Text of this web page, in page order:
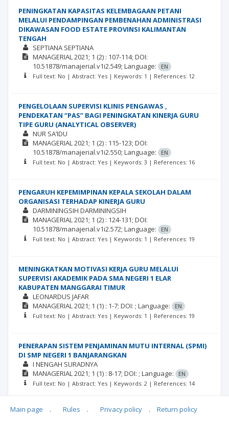
PENINGKATAN KAPASITAS KELEMBAGAAN PETANI
MELALUI PENDAMPINGAN PEMBENAHAN ADMINISTRASI
DIKAWASAN FOOD ESTATE PROVINSI KALIMANTAN
TENGAH
SEPTIANA SEPTIANA
MANAGERIAL2021; 1 (2) : 107-114; DOI:
10.51878/manajerial.v1i2.549; Language:
EN
Full text: No | Abstract: Yes | Keywords: 1 | References: 12
PENGELOLAAN SUPERVISI KLINIS PENGAWAS ,
PENDEKATAN “PAS” BAGI PENINGKATAN KINERJA GURU
TIPE GURU (ANALYTICAL OBSERVER)
NUR SA’IDU
MANAGERIAL2021; 1 (2) : 115-123; DOI:
10.51878/manajerial.v1i2.550; Language:
EN
Full text: No | Abstract: Yes | Keywords: 3 | References: 16
PENGARUH KEPEMIMPINAN KEPALA SEKOLAH DALAM
ORGANISASI TERHADAP KINERJA GURU
DARMININGSIH DARMININGSIH
MANAGERIAL2021; 1 (2) : 124-131; DOI:
10.51878/manajerial.v1i2.572; Language:
EN
Full text: No | Abstract: Yes | Keywords: 1 | References: 19
MENINGKATKAN MOTIVASI KERJA GURU MELALUI
SUPERVISI AKADEMIK PADA SMA NEGERI 1 ELAR
KABUPATEN MANGGARAI TIMUR
LEONARDUS JAFAR
MANAGERIAL2021; 1 (1) : 1-7; DOI: ; Language:
EN
Full text: No | Abstract: Yes | Keywords: 1 | References: 19
PENERAPAN SISTEM PENJAMINAN MUTU INTERNAL (SPMI)
DI SMP NEGERI 1 BANJARANGKAN
I NENGAH SURADNYA
MANAGERIAL2021; 1 (1) : 8-17; DOI: ; Language:
EN
Full text: No | Abstract: Yes | Keywords: 2 | References: 14
Main page . Rules . Privacy policy . Return policy